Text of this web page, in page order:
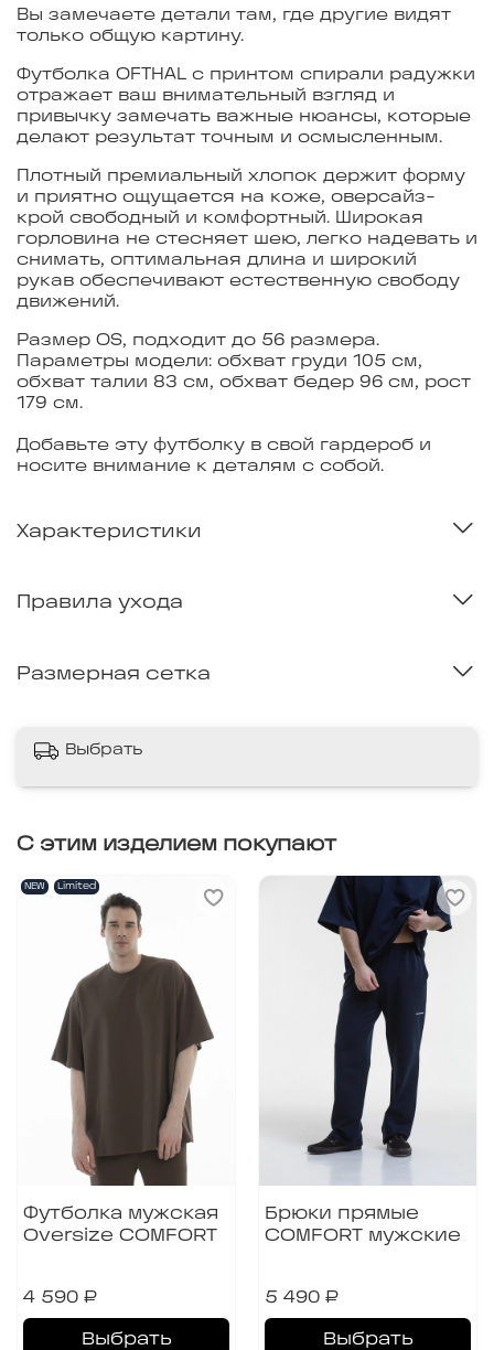
Вы замечаете детали там, где другие видят
только общую картину.
Футболка OFTHAL с принтом спирали радужки
отражает ваш внимательный взгляд и
привычку замечать важные нюансы, которые
делают результат точным и осмысленным.
Плотный премиальный хлопок держит форму
и приятно ощущается на коже, оверсайз-
крой свободный и комфортный. Широкая
горловина не стесняет шею, легко надевать и
снимать, оптимальная длина и широкий
рукав обеспечивают естественную свободу
движений.
Размер OS, подходит до 56 размера.
Параметры модели: обхват груди 105 см,
обхват талии 83 см, обхват бедер 96 см, рост
179 см.
Добавьте эту футболку в свой гардероб и
носите внимание к деталям с собой.
Характеристики
Правила ухода
Размерная сетка
Выбрать
С этим изделием покупают
NEW Limited
Футболка мужская
Oversize COMFORT
4 590 ₽
Выбрать
Брюки прямые
COMFORT мужские
5 490 ₽
Выбрать